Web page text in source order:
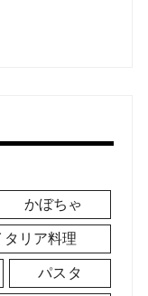
かぼちゃ
タリア料理
パスタ